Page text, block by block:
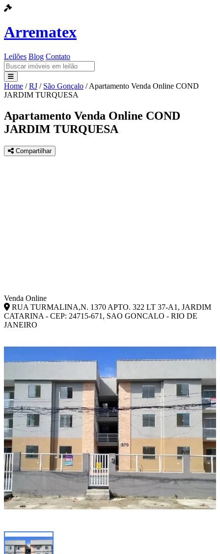
Arrematex
Leilões Blog Contato
Leilões
Blog
Contato
Home / RJ / São Gonçalo / Apartamento Venda Online COND
JARDIM TURQUESA
Apartamento Venda Online COND
JARDIM TURQUESA
Compartilhar
Venda Online
RUA TURMALINA,N. 1370 APTO. 322 LT 37-A1, JARDIM
CATARINA - CEP: 24715-671, SAO GONCALO - RIO DE
JANEIRO